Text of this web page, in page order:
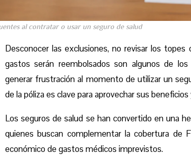
al contratar o usar un seguro de salud
Desconocer las exclusiones, no revisar los
gastos serán reembolsados son algunos de
generar frustración al momento de utilizar un
de la póliza es clave para aprovechar sus
Los seguros de salud se han convertido en una
quienes buscan complementar la cobertura de
económico de gastos médicos imprevistos.